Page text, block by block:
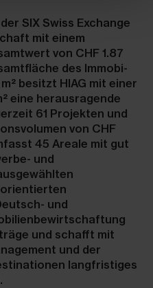
SIX Swiss Exchange
mit einem
von CHF 1.87
des Immobi-
besitzt HIAG mit einer
eine herausragende
61 Projekten und
von CHF
45 Areale mit gut
und
und
und schafft mit
und der
langfristiges